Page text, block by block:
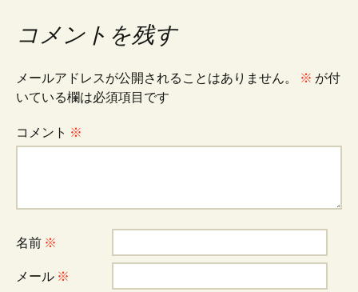
ンコメントを残す
メールアドレスが公開されることはありません。 ※ が付
いている欄は必須項目です
コメント ※
名前 ※
メール ※